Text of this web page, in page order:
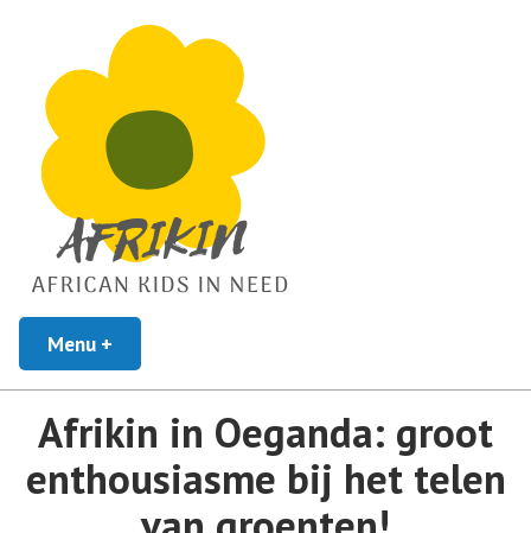
Afrikin
Menu +
Afrikin in Oeganda: groot
enthousiasme bij het telen